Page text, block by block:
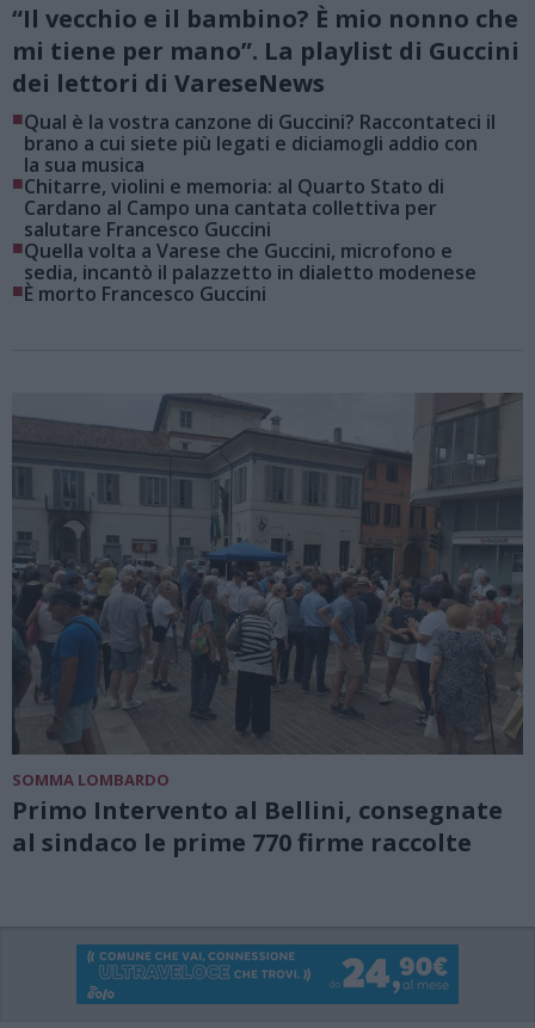
“Il vecchio e il bambino? È mio nonno che
mi tiene per mano”. La playlist di Guccini
dei lettori di VareseNews
■Qual è la vostra canzone di Guccini? Raccontateci il
brano a cui siete più legati e diciamogli addio con
la sua musica
■Chitarre, violini e memoria: al Quarto Stato di
Cardano al Campo una cantata collettiva per
salutare Francesco Guccini
■Quella volta a Varese che Guccini, microfono e
sedia, incantò il palazzetto in dialetto modenese
■È morto Francesco Guccini
SOMMA LOMBARDO
Primo Intervento al Bellini, consegnate
al sindaco le prime 770 firme raccolte